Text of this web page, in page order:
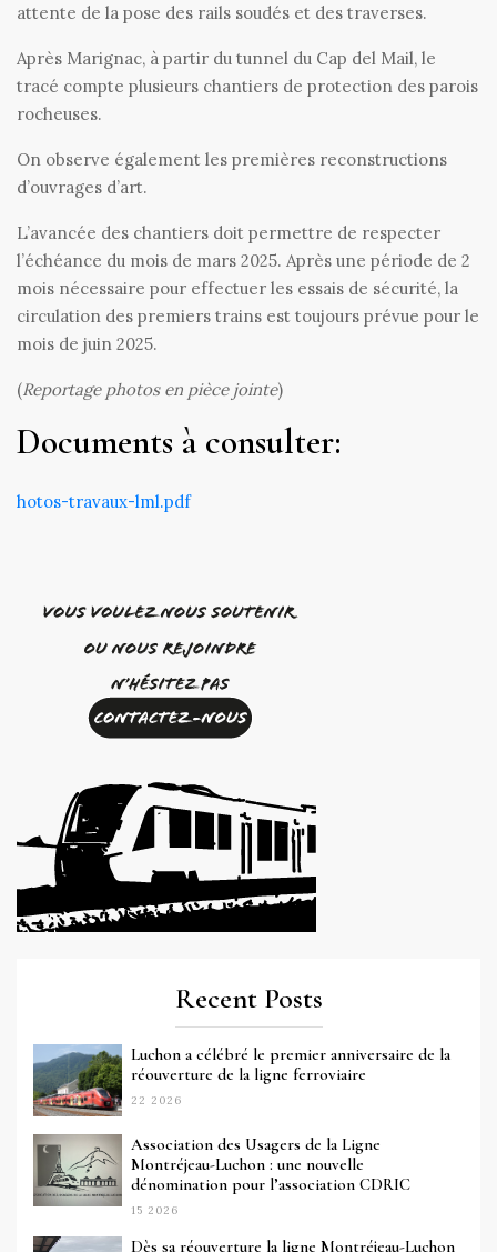
attente de la pose des rails soudés et des traverses.
Après Marignac, à partir du tunnel du Cap del Mail, le
tracé compte plusieurs chantiers de protection des parois
rocheuses.
On observe également les premières reconstructions
d’ouvrages d’art.
L’avancée des chantiers doit permettre de respecter
l’échéance du mois de mars 2025. Après une période de 2
mois nécessaire pour effectuer les essais de sécurité, la
circulation des premiers trains est toujours prévue pour le
mois de juin 2025.
(Reportage photos en pièce jointe)
Documents à consulter:
hotos-travaux-lml.pdf
Recent Posts
Luchon a célébré le premier anniversaire de la
réouverture de la ligne ferroviaire
22 2026
Association des Usagers de la Ligne
Montréjeau-Luchon : une nouvelle
dénomination pour l’association CDRIC
15 2026
Dès sa réouverture la ligne Montréjeau-Luchon